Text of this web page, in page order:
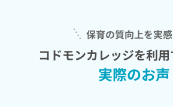
保育の質向上を実感
コドモンカレッジを利
実際のお声